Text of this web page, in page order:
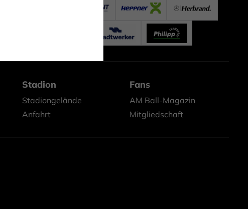
Stadion
Stadiongelände
Anfahrt
Fans
AM Ball-Magazin
Mitgliedschaft